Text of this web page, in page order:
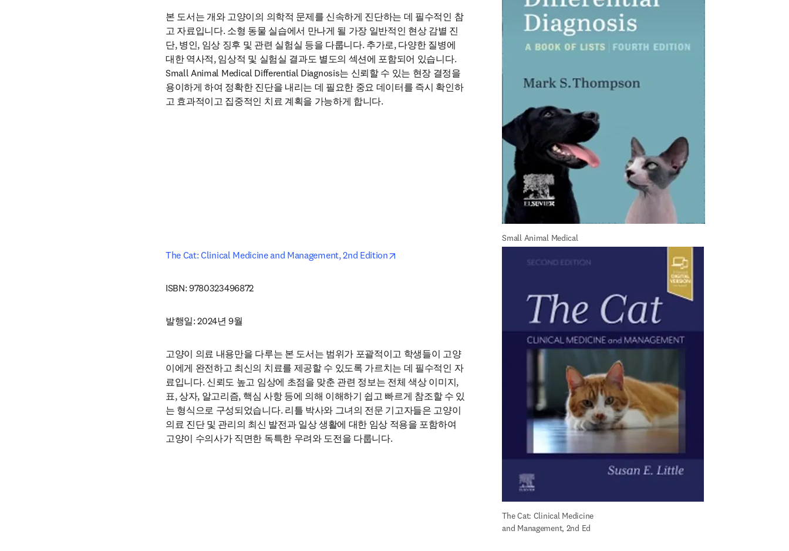
본 도서는 개와 고양이의 의학적 문제를 신속하게 진단하는 데 필수적인 참
고 자료입니다. 소형 동물 실습에서 만나게 될 가장 일반적인 현상 감별 진
단, 병인, 임상 징후 및 관련 실험실 등을 다룹니다. 추가로, 다양한 질병에
대한 역사적, 임상적 및 실험실 결과도 별도의 섹션에 포함되어 있습니다.
Small Animal Medical Differential Diagnosis는 신뢰할 수 있는 현장 결정을
용이하게 하여 정확한 진단을 내리는 데 필요한 중요 데이터를 즉시 확인하
고 효과적이고 집중적인 치료 계획을 가능하게 합니다.
Small Animal Medical
Differential Diagnosis, 4th
The Cat: Clinical Medicine and Management, 2nd Edition
ISBN: 9780323496872
발행일: 2024년 9월
고양이 의료 내용만을 다루는 본 도서는 범위가 포괄적이고 학생들이 고양
이에게 완전하고 최신의 치료를 제공할 수 있도록 가르치는 데 필수적인 자
료입니다. 신뢰도 높고 임상에 초점을 맞춘 관련 정보는 전체 색상 이미지,
표, 상자, 알고리즘, 핵심 사항 등에 의해 이해하기 쉽고 빠르게 참조할 수 있
는 형식으로 구성되었습니다. 리틀 박사와 그녀의 전문 기고자들은 고양이
의료 진단 및 관리의 최신 발전과 일상 생활에 대한 임상 적용을 포함하여
고양이 수의사가 직면한 독특한 우려와 도전을 다룹니다.
The Cat: Clinical Medicine
and Management, 2nd Ed